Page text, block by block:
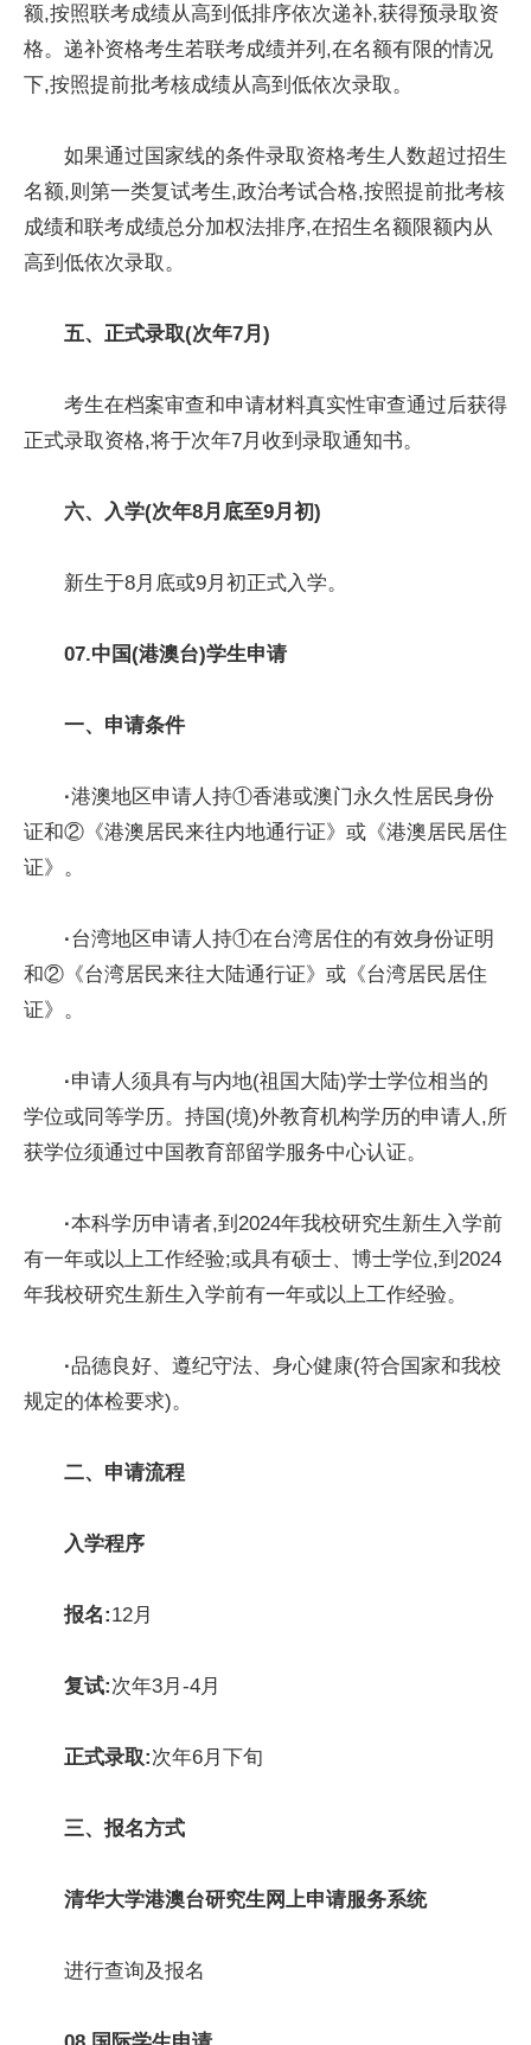
额,按照联考成绩从高到低排序依次递补,获得预录取资
格。递补资格考生若联考成绩并列,在名额有限的情况
下,按照提前批考核成绩从高到低依次录取。
如果通过国家线的条件录取资格考生人数超过招生
名额,则第一类复试考生,政治考试合格,按照提前批考核
成绩和联考成绩总分加权法排序,在招生名额限额内从
高到低依次录取。
五、 正式录取(次年7月)
考生在档案审查和申请材料真实性审查通过后获得
正式录取资格,将于次年7月收到录取通知书。
六、 入学(次年8月底至9月初)
新生于8月底或9月初正式入学。
07.中国(港澳台)学生申请
一、 申请条件
·港澳地区申请人持①香港或澳门永久性居民身份
证和②《港澳居民来往内地通行证》或《港澳居民居住
证》。
·台湾地区申请人持①在台湾居住的有效身份证明
和②《台湾居民来往大陆通行证》或《台湾居民居住
证》。
·申请人须具有与内地(祖国大陆)学士学位相当的
学位或同等学历。持国(境)外教育机构学历的申请人,所
获学位须通过中国教育部留学服务中心认证。
·本科学历申请者,到2024年我校研究生新生入学前
有一年或以上工作经验;或具有硕士、博士学位,到2024
年我校研究生新生入学前有一年或以上工作经验。
·品德良好、遵纪守法、身心健康(符合国家和我校
规定的体检要求)。
二、 申请流程
入学程序
报名:12月
复试:次年3月-4月
正式录取:次年6月下旬
三、 报名方式
清华大学港澳台研究生网上申请服务系统
进行查询及报名